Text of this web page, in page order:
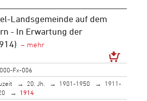
Landsgemeinde auf dem
- In Erwartung der
Fx-006
20. Jh. 1901-1950
1911-
1914